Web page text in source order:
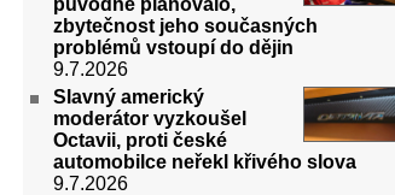
zbytečnost jeho současných
problémů vstoupí do dějin
9.7.2026
Slavný americký
moderátor vyzkoušel
Octavii, proti české
automobilce neřekl křivého slova
9.7.2026